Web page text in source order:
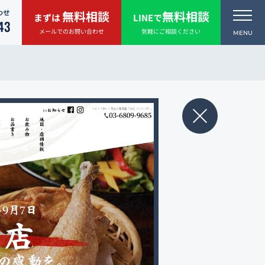
せ まずは無料相談
メールでのお問い合わせ
LINEで無料相談
気軽にご相談ください